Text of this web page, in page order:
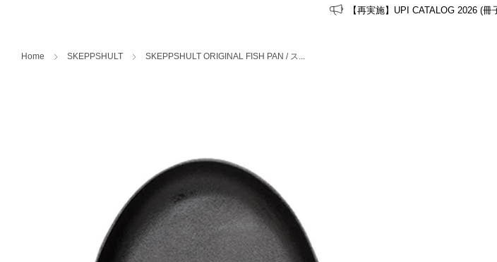
【再実施】UPI CATALOG 2026 (
Home SKEPPSHULT SKEPPSHULT ORIGINAL FISH PAN / ス...